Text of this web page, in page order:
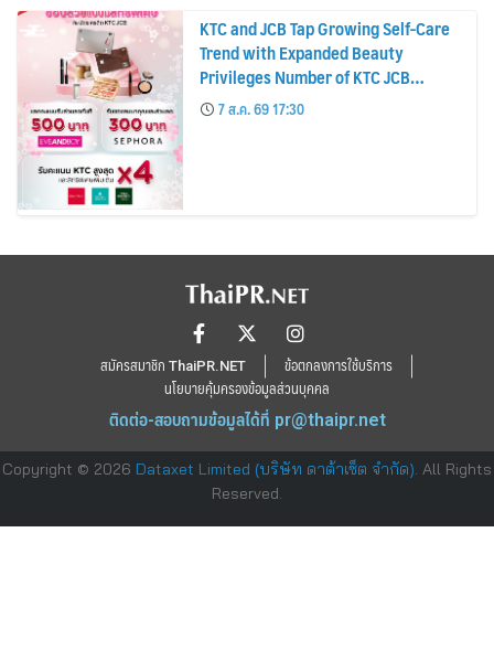
KTC and JCB Tap Growing Self-Care
Trend with Expanded Beauty
Privileges Number of KTC JCB
Cardmembers Spending on
Cosmetics Rises 26%
7 ส.ค. 69 17:30
สมัครสมาชิก ThaiPR.NET
ข้อตกลงการใช้บริการ
นโยบายคุ้มครองข้อมูลส่วนบุคคล
ติดต่อ-สอบถามข้อมูลได้ที่ pr@thaipr.net
Copyright © 2026 Dataxet Limited (บริษัท ดาต้าเซ็ต จำกัด). All Rights
Reserved.